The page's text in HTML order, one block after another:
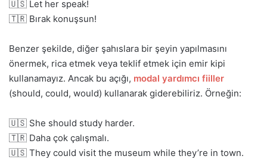
🇺🇸 Let her speak!
🇹🇷 Bırak konuşsun!
Benzer şekilde, diğer şahıslara bir şeyin yapılmasını
önermek, rica etmek veya teklif etmek için emir kipi
kullanamayız. Ancak bu açığı, modal yardımcı fiiller
(should, could, would) kullanarak giderebiliriz. Örneğin:
🇺🇸 She should study harder.
🇹🇷 Daha çok çalışmalı.
🇺🇸 They could visit the museum while they’re in town.